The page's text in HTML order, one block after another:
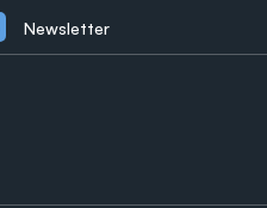
Newsletter